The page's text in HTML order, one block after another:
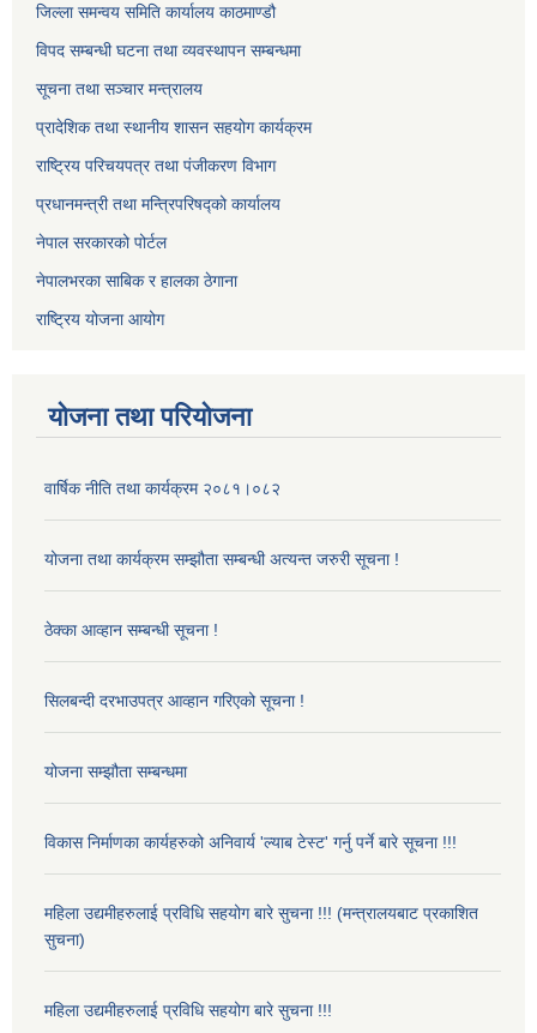
जिल्ला समन्वय समिति कार्यालय काठमाण्ड‌ौ
विपद सम्बन्धी घटना तथा व्यवस्थापन सम्बन्धमा
सूचना तथा सञ्चार मन्त्रालय
प्रादेशिक तथा स्थानीय शासन सहयोग कार्यक्रम
राष्ट्रिय परिचयपत्र तथा पंजीकरण विभाग
प्रधानमन्त्री तथा मन्त्रिपरिषद्को कार्यालय
नेपाल सरकारको पोर्टल
नेपालभरका साबिक र हालका ठेगाना
राष्ट्रिय योजना आयोग
योजना तथा परियोजना
वार्षिक नीति तथा कार्यक्रम २०८१।०८२
योजना तथा कार्यक्रम सम्झौता सम्बन्धी अत्यन्त जरुरी सूचना !
ठेक्का आव्हान सम्बन्धी सूचना !
सिलबन्दी दरभाउपत्र आव्हान गरिएको सूचना !
योजना सम्झौता सम्बन्धमा
विकास निर्माणका कार्यहरुको अनिवार्य 'ल्याब टेस्ट' गर्नु पर्ने बारे सूचना !!!
महिला उद्यमीहरुलाई प्रविधि सहयोग बारे सुचना !!! (मन्त्रालयबाट प्रकाशित
सुचना)
महिला उद्यमीहरुलाई प्रविधि सहयोग बारे सुचना !!!